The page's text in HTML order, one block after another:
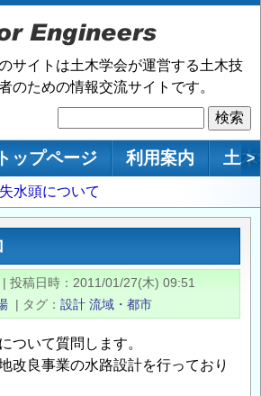
サイトは土木学会が運営する土木技
のための情報交流サイトです。
索
ン
トップページ 利用案内 土 >
水頭について
| 投稿日時
2011/01/27(木) 09:51
| タグ 設計 流域・都市
ついて質問します。
改良事業の水路設計を行っており